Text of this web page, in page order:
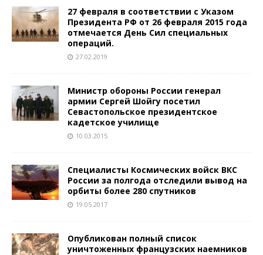
27 февраля в соответствии с Указом
Президента РФ от 26 февраля 2015 года
отмечается День Сил специальных
операций.
27.02.2019
Министр обороны России генерал
армии Сергей Шойгу посетил
Севастопольское президентское
кадетское училище
10.03.2015
Специалисты Космических войск ВКС
России за полгода отследили вывод на
орбиты более 280 спутников
19.05.2017
Опубликован полный список
уничтоженных французских наемников